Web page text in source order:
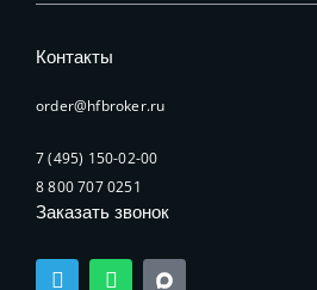
Контакты
order@hfbroker.ru
7 (495) 150-02-00
8 800 707 0251
Заказать звонок
T
W